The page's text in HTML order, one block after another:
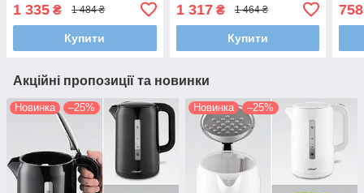
1 335 ₴ 1 484 ₴
Купити
корпусом (ефект термоса)
1 317₴ 1 464 ₴
Купити
758
Акційні пропозиції та новинки
Новинка –25% Новинка –25%